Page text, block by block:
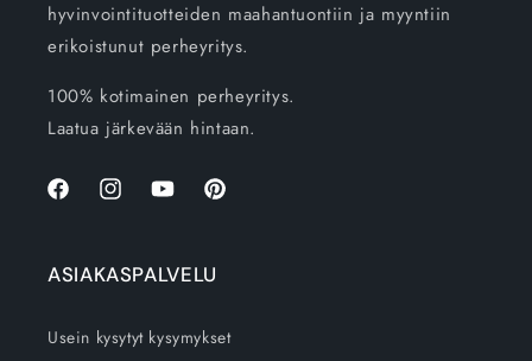
hyvinvointituotteiden maahantuontiin ja myyntiin
erikoistunut perheyritys.
100% kotimainen perheyritys.
Laatua järkevään hintaan.
FacebookInstagramYouTubePinterest
ASIAKASPALVELU
Usein kysytyt kysymykset